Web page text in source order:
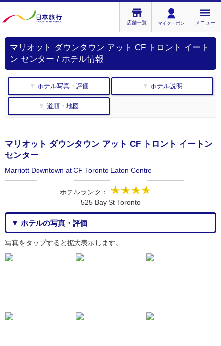
店舗一覧 マイクーポン メニュー
マリオット ダウンタウン アット CF トロント イート
ン センター / ホテル情報
▼ ホテル写真・評価 ▼ ホテル説明
▼ 道順・地図
マリオット ダウンタウン アット CF トロント イートン
センター
Marriott Downtown at CF Toronto Eaton Centre
ホテルランク：
525 Bay St Toronto
▼ ホテルの写真・評価
写真をタップすると拡大表示します。